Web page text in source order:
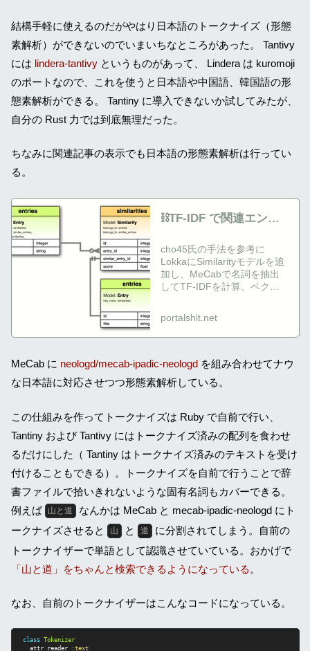
結構手軽に使えるのだがやはり日本語のトークナイズ（形態
素解析）ができないのでいまいちなところがあった。 Tantivy
には lindera-tantivyというものがあって、 Lindera は kuromoji
のポートなので、これを使うと日本語や中国語、韓国語の形
態素解析ができる。 Tantiny に導入できないか試してみたが、
自分の Rust 力では到底無理だった。
ちなみに関連記事の表示でも日本語の形態素解析は行ってい
る。
⛓TF-IDF で関連エント
cho45氏の手法を参考に
LokkaにSimilarityモデルを追
加し、MeCabで名詞を抽出
してTF-IDFを計算、ベクト
を実装した。並...
portalshit.net
MeCab に neologd/mecab-ipadic-neologdを組み合わせてナウ
な日本語に対応させつつ形態素解析している。
この仕組みを作ってトークナイズは Ruby で自前で行い、
Tantiny および Tantivy にはトークナイズ済みの配列を食わせ
るだけにした（ Tantiny はトークナイズ済みのテキストを受け
付けることもできる）。トークナイズを自前で行うことで辞
書ファイルで拾いきれないような固有名詞もカバーできる。
例えば 山と道
なんかは MeCab と mecab-ipadic-neologd にト
ークナイズさせると
山 と 道
に分割されてしまう。自前の
トークナイザーで単語として認識させていている。おかげで
「山と道」をちゃんと検索できるようになっている 。
なお、自前のトークナイザーはこんなコードになっている。
class Tokenizer
attr_reader
:text